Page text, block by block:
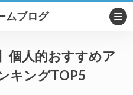
ムブログ
個人的おすすめア
キングTOP5